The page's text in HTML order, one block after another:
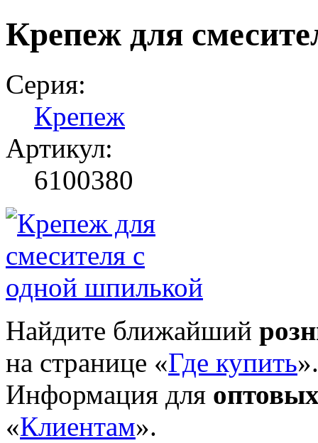
Крепеж для
Серия:
Крепеж
Артикул:
6100380
Найдите ближайший
на странице «Где купить».
Информация для
«Клиентам».